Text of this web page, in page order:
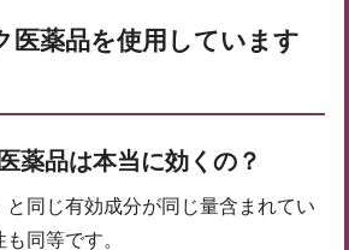
医薬品を使用しています
薬品は本当に効くの？
と同じ有効成分が同じ量含まれてい
同等です。